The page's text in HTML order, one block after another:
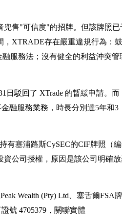
兜售"可信度"的招牌。但該牌照已
，XTRADE存在嚴重違規行為：
服務法；沒有健全的利益沖突管
日駁回了 XTrade 的暫緩申請。而
金融服務業務，時長分別達5年和3
有塞浦路斯CySEC的CIF牌照（
資公司授權，原因是該公司明確
Wealth (Pty) Ltd、塞舌爾FSA
號 4705379，關聯實體